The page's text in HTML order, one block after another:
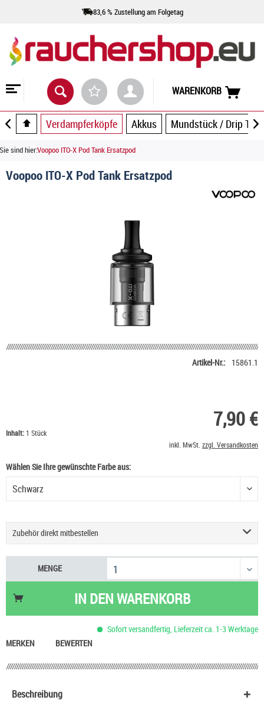
83,6 % Zustellung am Folgetag
WARENKORB
Verdampferköpfe Akkus Mundstück / Drip Tip
Sie sind hier:Voopoo ITO-X Pod Tank Ersatzpod
Voopoo ITO-X Pod Tank Ersatzpod
Artikel-Nr.: 15861.1
7,90 €
Inhalt:1 Stück
inkl. MwSt. zzgl. Versandkosten
Wählen Sie Ihre gewünschte Farbe aus:
Zubehör direkt mitbestellen
Gutschein für rauchershop.eu
10,00 €
HeulNichtRum Wave Edition
36,90 €
MENGE
IN DENWARENKORB
Sofort versandfertig, Lieferzeit ca. 1-3 Werktage
MERKEN
BEWERTEN
Beschreibung